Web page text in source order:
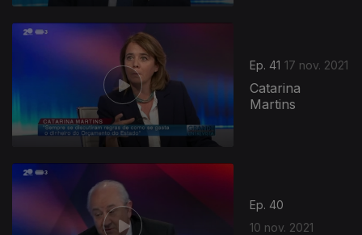
Ep. 41 17 nov. 2021
Catarina
Martins
Ep. 40
10 nov. 2021